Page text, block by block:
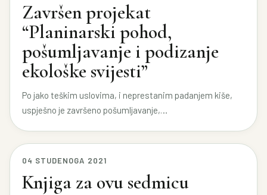
Završen projekat
“Planinarski pohod,
pošumljavanje i podizanje
ekološke svijesti”
Po jako teškim uslovima, i neprestanim padanjem kiše,
uspješno je završeno pošumljavanje,…
04 STUDENOGA 2021
Knjiga za ovu sedmicu